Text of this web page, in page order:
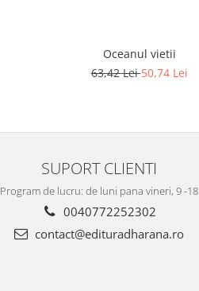
Oceanul vietii
63,42 Lei50,74 Lei
SUPORT CLIENTI
Program de lucru: de luni pana vineri, 9 -18
0040772252302
contact@edituradharana.ro